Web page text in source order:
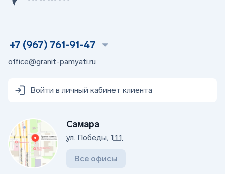
+7 (967) 761-91-47
office@granit-pamyati.ru
Войти в личный кабинет клиента
Самара
ул. Победы, 111
Все офисы